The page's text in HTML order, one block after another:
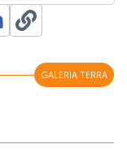
GALERIA TERRA